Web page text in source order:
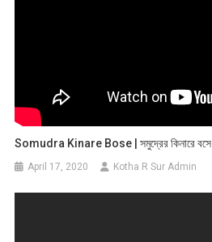
Somudra Kinare Bose | সমুদ্রের কিনারে বসে
April 17, 2020 Kotha R Sur Admin